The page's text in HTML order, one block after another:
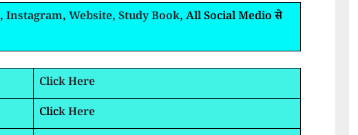
, Instagram, Website, Study Book, All Social Medio से
Click Here
Click Here